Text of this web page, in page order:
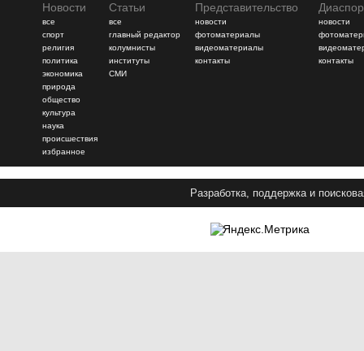
Новости
все
спорт
религия
политика
экономика
природа
общество
культура
наука
происшествия
избранное
Статьи
все
главный редактор
колумнисты
институты
СМИ
Представительство
новости
фотоматериалы
видеоматериалы
контакты
новости
контакты
Разработка, поддержка и